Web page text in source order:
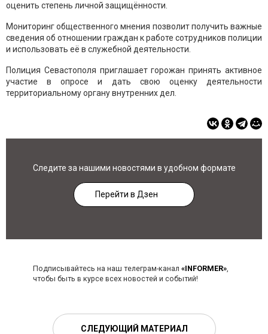
оценить степень личной защищённости.
Мониторинг общественного мнения позволит получить важные
сведения об отношении граждан к работе сотрудников полиции
и использовать её в служебной деятельности.
Полиция Севастополя приглашает горожан принять активное
участие в опросе и дать свою оценку деятельности
территориальному органу внутренних дел.
Следите за нашими новостями в удобном формате
Перейти в Дзен
Подписывайтесь на наш телеграм-канал «INFORMER»,
чтобы быть в курсе всех новостей и событий!
СЛЕДУЮЩИЙ МАТЕРИАЛ